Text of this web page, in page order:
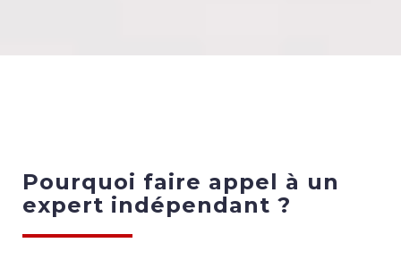
Pourquoi faire appel à un
expert indépendant ?